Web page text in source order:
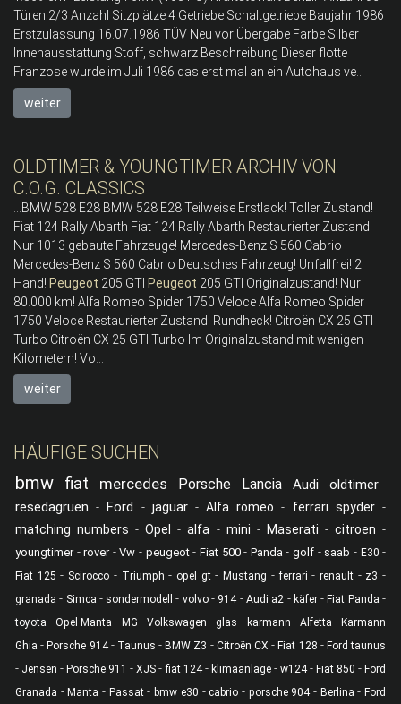
Türen 2/3 Anzahl Sitzplätze 4 Getriebe Schaltgetriebe Baujahr 1986
Erstzulassung 16.07.1986 TÜV Neu vor Übergabe Farbe Silber
Innenausstattung Stoff, schwarz Beschreibung Dieser flotte
Franzose wurde im Juli 1986 das erst mal an ein Autohaus ve...
weiter
OLDTIMER & YOUNGTIMER ARCHIV VON
C.O.G. CLASSICS
...BMW 528 E28 BMW 528 E28 Teilweise Erstlack! Toller Zustand!
Fiat 124 Rally Abarth Fiat 124 Rally Abarth Restaurierter Zustand!
Nur 1013 gebaute Fahrzeuge! Mercedes-Benz S 560 Cabrio
Mercedes-Benz S 560 Cabrio Deutsches Fahrzeug! Unfallfrei! 2.
Hand! Peugeot 205 GTI Peugeot 205 GTI Originalzustand! Nur
80.000 km! Alfa Romeo Spider 1750 Veloce Alfa Romeo Spider
1750 Veloce Restaurierter Zustand! Rundheck! Citroën CX 25 GTI
Turbo Citroën CX 25 GTI Turbo Im Originalzustand mit wenigen
Kilometern! Vo...
weiter
HÄUFIGE SUCHEN
bmw - fiat - mercedes - Porsche - Lancia - Audi - oldtimer -
resedagruen - Ford - jaguar-Alfa romeo - ferrari spyder-
matching numbers -Opel -alfa - mini - Maserati - citroen -
youngtimer-rover-Vw - peugeot- Fiat 500- Panda-golf - saab - E30 -
Fiat 125 - Scirocco - Triumph - opel gt-Mustang -ferrari - renault- z3 -
granada - Simca - sondermodell - volvo- 914- Audi a2 - käfer-Fiat Panda -
toyota -Opel Manta - MG - Volkswagen - glas - karmann - Alfetta -Karmann
Ghia -Porsche 914- Taunus -BMW Z3 - Citroën CX -Fiat 128 - Ford taunus
- Jensen -Porsche 911 -XJS -fiat 124- klimaanlage- w124- Fiat 850 -Ford
Granada -Manta - Passat-bmw e30 -cabrio - porsche 904- Berlina - Ford